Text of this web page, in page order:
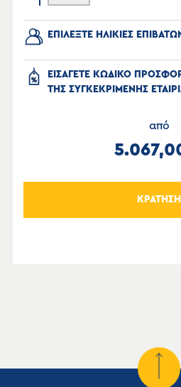
ΕΠΙΛΕΞΤΕ ΗΛΙΚΙΕΣ
ΕΙΣΑΓΕΤΕ ΚΩΔΙΚΟ
ΤΗΣ ΣΥΓΚΕΚΡΙΜΕΝΗΣ
από
ΚΡΑΤΗΣΗ